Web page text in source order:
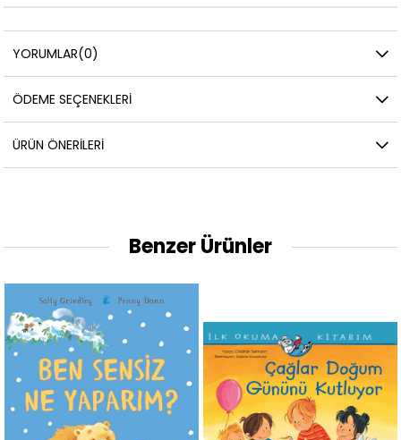
YORUMLAR(0)
ÖDEME SEÇENEKLERI
ÜRÜN ÖNERILERI
Benzer Ürünler